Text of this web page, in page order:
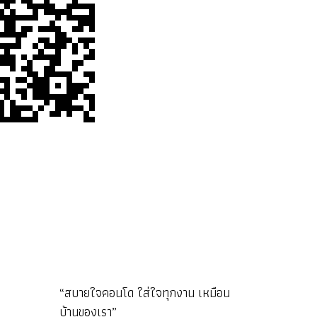
“สบายใจคอนโด ใส่ใจทุกงาน เหมือน
บ้านของเรา”